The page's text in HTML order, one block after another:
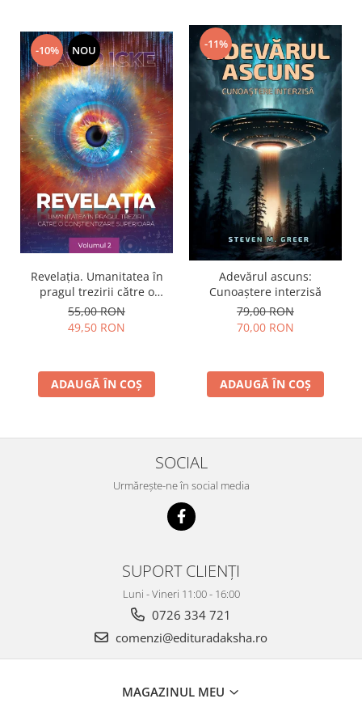
-10% NOU
Revelația. Umanitatea în
pragul trezirii către o
conştientizare superioară,
volumul 2
55,00 RON
49,50 RON
ADAUGĂ ÎN COȘ
-11%
Adevărul ascuns:
Cunoaștere interzisă
79,00 RON
70,00 RON
ADAUGĂ ÎN COȘ
SOCIAL
Urmărește-ne în social media
SUPORT CLIENȚI
Luni - Vineri 11:00 - 16:00
0726 334 721
comenzi@edituradaksha.ro
MAGAZINUL MEU